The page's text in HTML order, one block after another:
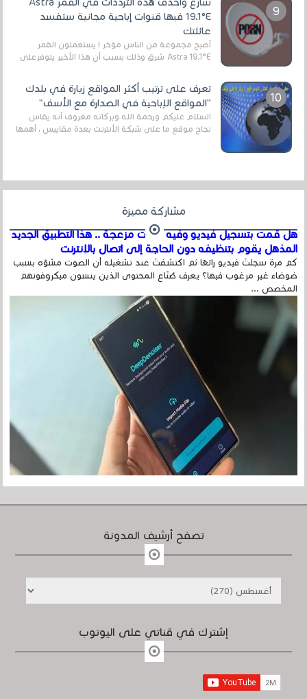
19.1°E فبها قنوات إباحية مجانية ستفسد
عائلتك
أصبح مجموعة من الناس مؤخر ا يستعملون القمر
Astra 19.1°E شرق وذلك بسبب أن هذا الأخير يتوفرعلى
تعرف على ترتيب أكثر المواقع زيارة في بلدك
"المواقع الإباحية في الصدارة مع الأسف"
السلام عليكم ورحمة الله وبركاته معروف أنه يقاس
نجاح موقع ما على شبكة الأنترنت بعدة مقاييس ، أهمها
مشاركة مميزة
هل قمت بتسجيل فيديو وفيه أصوت مزعجة .. هذا التطبيق الجديد
المذهل يقوم بتنظيفه دون الحاجة إلى اتصال بالإنترنت
كم مرة سجلتَ فيديو رائعًا ثم اكتشفتَ عند تشغيله أن الصوت مشوّه بسبب
ضوضاء غير مرغوب فيها؟ يعرف صُنّاع المحتوى الذين ينسون ميكروفونهم
المخصص ...
تصفح أرشيف المدونة
إشترك في قناتي على اليوتوب